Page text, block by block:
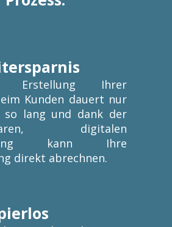
Erstellung Ihrer
Kunden dauert nur
so lang und dank der
digitalen
kann Ihre
direkt abrechnen.